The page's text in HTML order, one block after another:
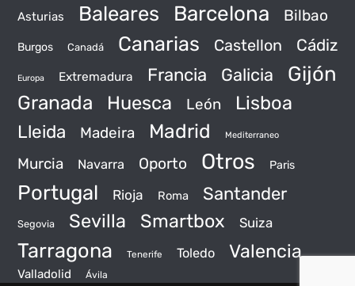
Asturias Baleares Barcelona Bilbao
Burgos Canadá Canarias Castellon Cádiz
Europa Extremadura Francia Galicia Gijón
Granada Huesca León Lisboa
Lleida Madeira Madrid Mediterraneo
Murcia Navarra Oporto Otros Paris
Portugal Rioja Roma Santander
Segovia Sevilla Smartbox Suiza
Tarragona Tenerife Toledo Valencia
Valladolid Ávila